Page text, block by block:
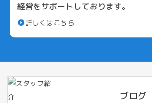
経営をサポートしております。
詳しくはこちら
ブログ